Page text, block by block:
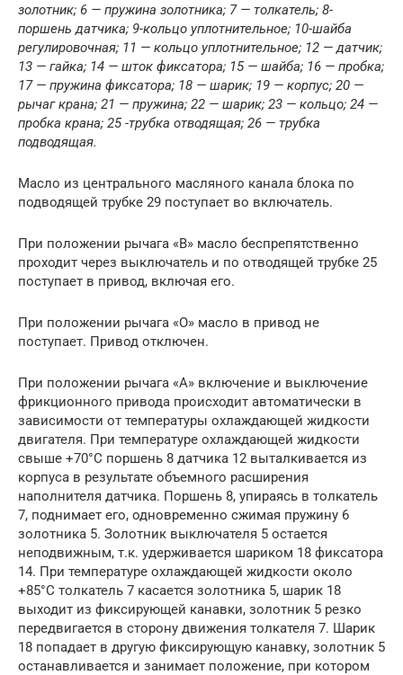
золотник; 6 — пружина золотника; 7 — толкатель; 8-
поршень датчика; 9-кольцо уплотнительное; 10-шайба
регулировочная; 11 — кольцо уплотнительное; 12 — датчик;
13 — гайка; 14 — шток фиксатора; 15 — шайба; 16 — пробка;
17 — пружина фиксатора; 18 — шарик; 19 — корпус; 20 —
рычаг крана; 21 — пружина; 22 — шарик; 23 — кольцо; 24 —
пробка крана; 25 -трубка отводящая; 26 — трубка
подводящая.
Масло из центрального масляного канала блока по
подводящей трубке 29 поступает во включатель.
При положении рычага «В» масло беспрепятственно
проходит через выключатель и по отводящей трубке 25
поступает в привод, включая его.
При положении рычага «О» масло в привод не
поступает. Привод отключен.
При положении рычага «А» включение и выключение
фрикционного привода происходит автоматически в
зависимости от температуры охлаждающей жидкости
двигателя. При температуре охлаждающей жидкости
свыше +70°С поршень 8 датчика 12 выталкивается из
корпуса в результате объемного расширения
наполнителя датчика. Поршень 8, упираясь в толкатель
7, поднимает его, одновременно сжимая пружину 6
золотника 5. Золотник выключателя 5 остается
неподвижным, т.к. удерживается шариком 18 фиксатора
14. При температуре охлаждающей жидкости около
+85°С толкатель 7 касается золотника 5, шарик 18
выходит из фиксирующей канавки, золотник 5 резко
передвигается в сторону движения толкателя 7. Шарик
18 попадает в другую фиксирующую канавку, золотник 5
останавливается и занимает положение, при котором